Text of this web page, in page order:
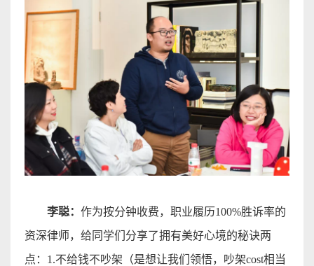
李聪： 作为按分钟收费，职业履历100%胜诉率的
资深律师，给同学们分享了拥有美好心境的秘诀两
点： 1.不给钱不吵架（是想让我们领悟，吵架cost相当